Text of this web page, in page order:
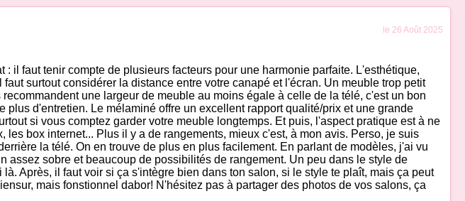
le 26 Août 2025
il faut tenir compte de plusieurs facteurs pour une harmonie parfaite. L'esthétique,
surtout considérer la distance entre votre canapé et l'écran. Un meuble trop petit
une largeur de meuble au moins égale à celle de la télé, c'est un bon
d'entretien. Le mélaminé offre un excellent rapport qualité/prix et une grande
si vous comptez garder votre meuble longtemps. Et puis, l'aspect pratique est à ne
box internet... Plus il y a de rangements, mieux c'est, à mon avis. Perso, je suis
la télé. On en trouve de plus en plus facilement. En parlant de modèles, j'ai vu
sobre et beaucoup de possibilités de rangement. Un peu dans le style de
Après, il faut voir si ça s'intègre bien dans ton salon, si le style te plaît, mais ça peut
mais fonstionnel dabor! N'hésitez pas à partager des photos de vos salons, ça